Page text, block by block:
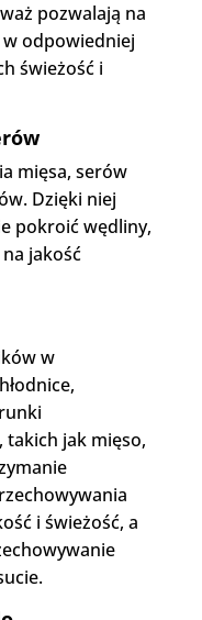
pozwalają na
odpowiedniej
świeżość i
mięsa, serów
Dzięki niej
pokroić wędliny,
jakość
w
takich jak mięso,
i świeżość, a